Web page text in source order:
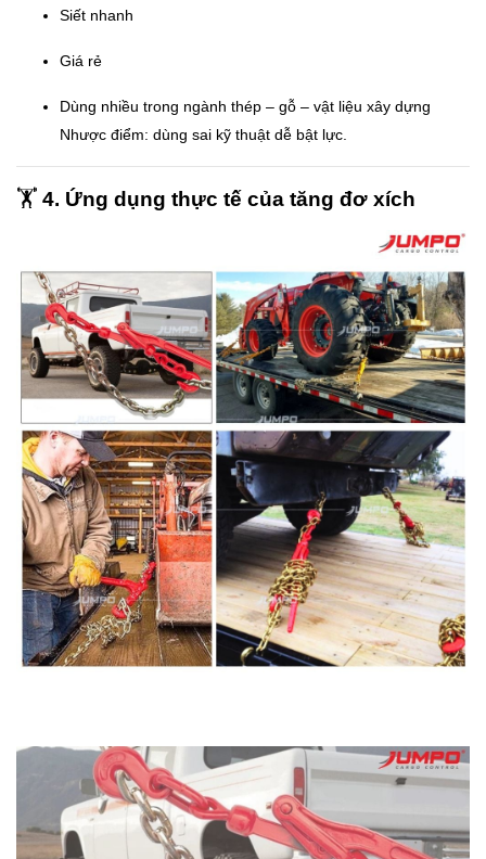
Siết nhanh
Giá rẻ
Dùng nhiều trong ngành thép – gỗ – vật liệu xây dựng
Nhược điểm: dùng sai kỹ thuật dễ bật lực.
🏋️ 4. Ứng dụng thực tế của tăng đơ xích